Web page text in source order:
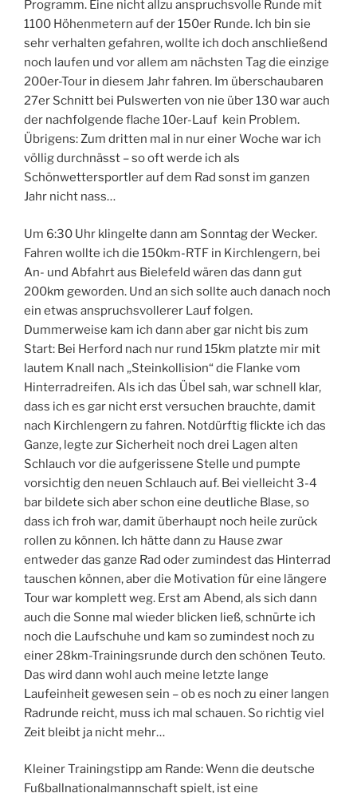
Programm. Eine nicht allzu anspruchsvolle Runde mit
1100 Höhenmetern auf der 150er Runde. Ich bin sie
sehr verhalten gefahren, wollte ich doch anschließend
noch laufen und vor allem am nächsten Tag die einzige
200er-Tour in diesem Jahr fahren. Im überschaubaren
27er Schnitt bei Pulswerten von nie über 130 war auch
der nachfolgende flache 10er-Lauf kein Problem.
Übrigens: Zum dritten mal in nur einer Woche war ich
völlig durchnässt – so oft werde ich als
Schönwettersportler auf dem Rad sonst im ganzen
Jahr nicht nass…
Um 6:30 Uhr klingelte dann am Sonntag der Wecker.
Fahren wollte ich die 150km-RTF in Kirchlengern, bei
An- und Abfahrt aus Bielefeld wären das dann gut
200km geworden. Und an sich sollte auch danach noch
ein etwas anspruchsvollerer Lauf folgen.
Dummerweise kam ich dann aber gar nicht bis zum
Start: Bei Herford nach nur rund 15km platzte mir mit
lautem Knall nach „Steinkollision“ die Flanke vom
Hinterradreifen. Als ich das Übel sah, war schnell klar,
dass ich es gar nicht erst versuchen brauchte, damit
nach Kirchlengern zu fahren. Notdürftig flickte ich das
Ganze, legte zur Sicherheit noch drei Lagen alten
Schlauch vor die aufgerissene Stelle und pumpte
vorsichtig den neuen Schlauch auf. Bei vielleicht 3-4
bar bildete sich aber schon eine deutliche Blase, so
dass ich froh war, damit überhaupt noch heile zurück
rollen zu können. Ich hätte dann zu Hause zwar
entweder das ganze Rad oder zumindest das Hinterrad
tauschen können, aber die Motivation für eine längere
Tour war komplett weg. Erst am Abend, als sich dann
auch die Sonne mal wieder blicken ließ, schnürte ich
noch die Laufschuhe und kam so zumindest noch zu
einer 28km-Trainingsrunde durch den schönen Teuto.
Das wird dann wohl auch meine letzte lange
Laufeinheit gewesen sein – ob es noch zu einer langen
Radrunde reicht, muss ich mal schauen. So richtig viel
Zeit bleibt ja nicht mehr…
Kleiner Trainingstipp am Rande: Wenn die deutsche
Fußballnationalmannschaft spielt, ist eine